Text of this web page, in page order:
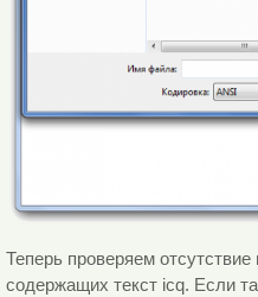
Теперь проверяем
содержащих текст icq. Если